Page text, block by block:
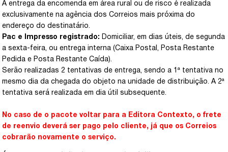
A entrega da encomenda em área rural ou de risco é realizada
exclusivamente na agência dos Correios mais próxima do
endereço do destinatário.
Pac e Impresso registrado: Domiciliar, em dias úteis, de segunda
a sexta-feira, ou entrega interna (Caixa Postal, Posta Restante
Pedida e Posta Restante Caída).
Serão realizadas 2 tentativas de entrega, sendo a 1ª tentativa no
mesmo dia da chegada do objeto na unidade de distribuição. A 2ª
tentativa será realizada em dia útil subsequente.
No caso de o pacote voltar para a Editora Contexto, o frete
de reenvio deverá ser pago pelo cliente, já que os Correios
cobrarão novamente o serviço.